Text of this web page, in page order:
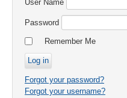
User Name
Password
Remember Me
Forgot your password?
Forgot your username?